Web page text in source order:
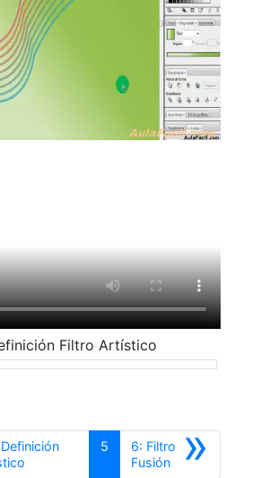
Filtro Artístico
5 »
6: Filtro
FusiónSiguiente